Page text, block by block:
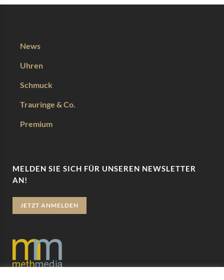
News
Uhren
Schmuck
Trauringe & Co.
Premium
MELDEN SIE SICH FÜR UNSEREN NEWSLETTER
AN!
JETZT ANMELDEN